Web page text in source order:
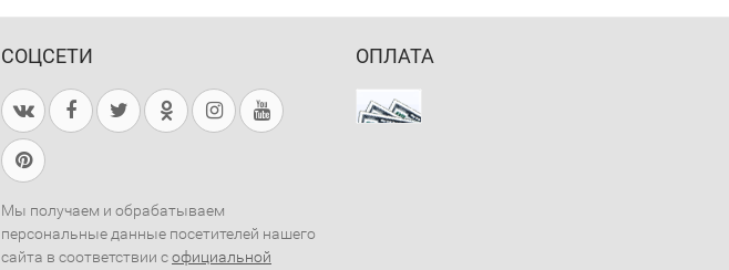
СОЦСЕТИ
Мы получаем и обрабатываем
персональные данные посетителей нашего
сайта в соответствии софициальной
ОПЛАТА